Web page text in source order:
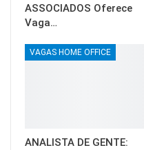
ASSOCIADOS Oferece
Vaga…
VAGAS HOME OFFICE
ANALISTA DE GENTE: